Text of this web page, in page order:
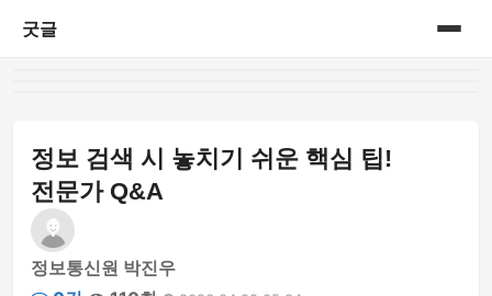
굿글
정보 검색 시 놓치기 쉬운 핵심 팁!
전문가 Q&A
정보통신원 박진우